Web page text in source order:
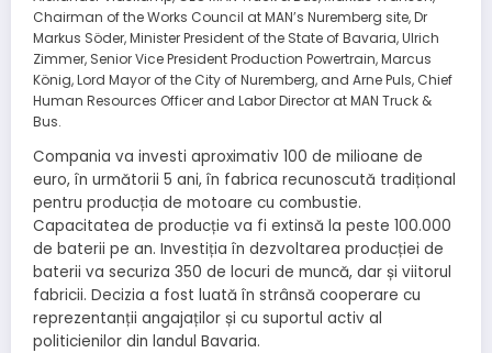
Chairman of the Works Council at MAN’s Nuremberg site, Dr
Markus Söder, Minister President of the State of Bavaria, Ulrich
Zimmer, Senior Vice President Production Powertrain, Marcus
König, Lord Mayor of the City of Nuremberg, and Arne Puls, Chief
Human Resources Officer and Labor Director at MAN Truck &
Bus.
Compania va investi aproximativ 100 de milioane de
euro, în următorii 5 ani, în fabrica recunoscută tradițional
pentru producția de motoare cu combustie.
Capacitatea de producție va fi extinsă la peste 100.000
de baterii pe an. Investiția în dezvoltarea producției de
baterii va securiza 350 de locuri de muncă, dar și viitorul
fabricii. Decizia a fost luată în strânsă cooperare cu
reprezentanții angajaților și cu suportul activ al
politicienilor din landul Bavaria.